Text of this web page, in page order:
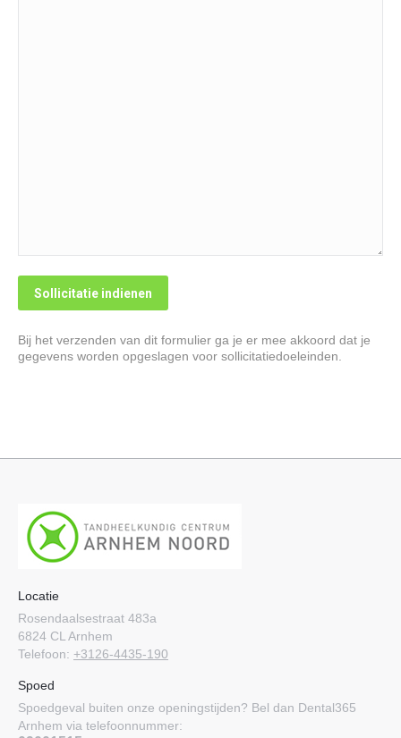
Bij het verzenden van dit formulier ga je er mee akkoord dat je
gegevens worden opgeslagen voor sollicitatiedoeleinden.
Locatie
Rosendaalsestraat 483a
6824 CL Arnhem
Telefoon: +3126-4435-190
Spoed
Spoedgeval buiten onze openingstijden? Bel dan Dental365
Arnhem via telefoonnummer: